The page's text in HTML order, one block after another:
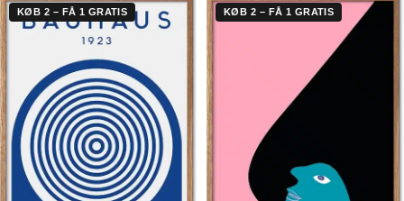
KØB 2 – FÅ 1 GRATIS KØB 2 – FÅ 1 GRATIS